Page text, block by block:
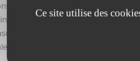
dans tout le secteur de la
telles que Mouvaux, Croix,
et des travaux de plâtrerie
Hem et Wambrechies,
Ce site utilise des